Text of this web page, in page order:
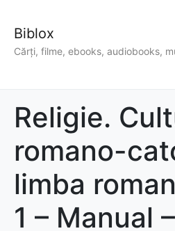
Biblox
Cărți, filme, ebooks, audiobooks,
Religie.
romano-
limba
1 – Manual